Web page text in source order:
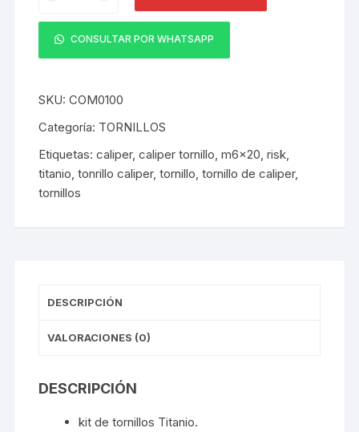
Titanio
para
Caliper
(Disco
(4
und)
Tornasol
cantidad
CONSULTAR POR WHATSAPP
SKU:COM0100
Categoría: TORNILLOS
Etiquetas:caliper,caliper tornillo,m6x20,risk,
titanio,tonrillo caliper,tornillo,tornillo de caliper,
tornillos
DESCRIPCIÓN
VALORACIONES (0)
DESCRIPCIÓN
kit de tornillos Titanio.